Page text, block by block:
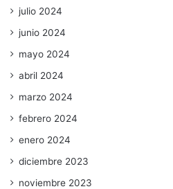
julio 2024
junio 2024
mayo 2024
abril 2024
marzo 2024
febrero 2024
enero 2024
diciembre 2023
noviembre 2023